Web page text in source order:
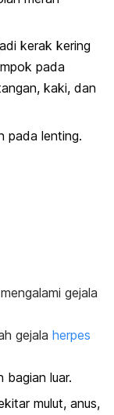
kerak kering
pada
kaki, dan
pada lenting.
gejala
gejala herpes
bagian luar.
mulut, anus,